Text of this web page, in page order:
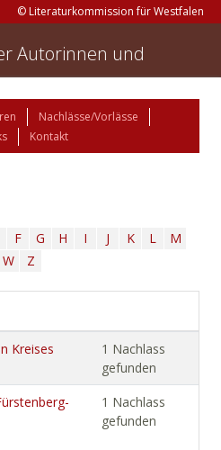
© Literaturkommission für Westfalen
Autorinnen und
Nachlässe/Vorlässe
Kontakt
F G H I J K L
M
W Z
Kreises
1 Nachlass
gefunden
1 Nachlass
gefunden